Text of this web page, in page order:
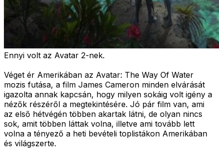
Ennyi volt az Avatar 2-nek.
Véget ér Amerikában az Avatar: The Way Of Water
mozis futása, a film James Cameron minden elvárását
igazolta annak kapcsán, hogy milyen sokáig volt igény a
nézők részéről a megtekintésére. Jó pár film van, ami
az első hétvégén többen akartak látni, de olyan nincs
sok, amit többen láttak volna, illetve ami tovább lett
volna a tényező a heti bevételi toplistákon Amerikában
és világszerte.